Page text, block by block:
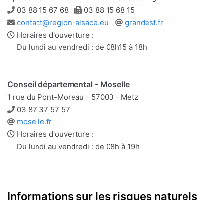
Téléphone
03 88 15 67 68 Télécopie
03 88 15 68 15
Adresse
e-
mail
contact@region-alsace.eu
Site
grandest.fr
Horaires d'ouverture :
Du lundi au vendredi : de 08h15 à 18h
Conseil départemental - Moselle
1 rue du Pont-Moreau - 57000 - Metz
Téléphone
03 87 37 57 57
Site
web
moselle.fr
Horaires d'ouverture :
Du lundi au vendredi : de 08h à 19h
Informations sur les risques naturels